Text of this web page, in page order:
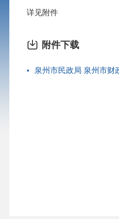
详见附件
附件下载
泉州市民政局 泉州市财